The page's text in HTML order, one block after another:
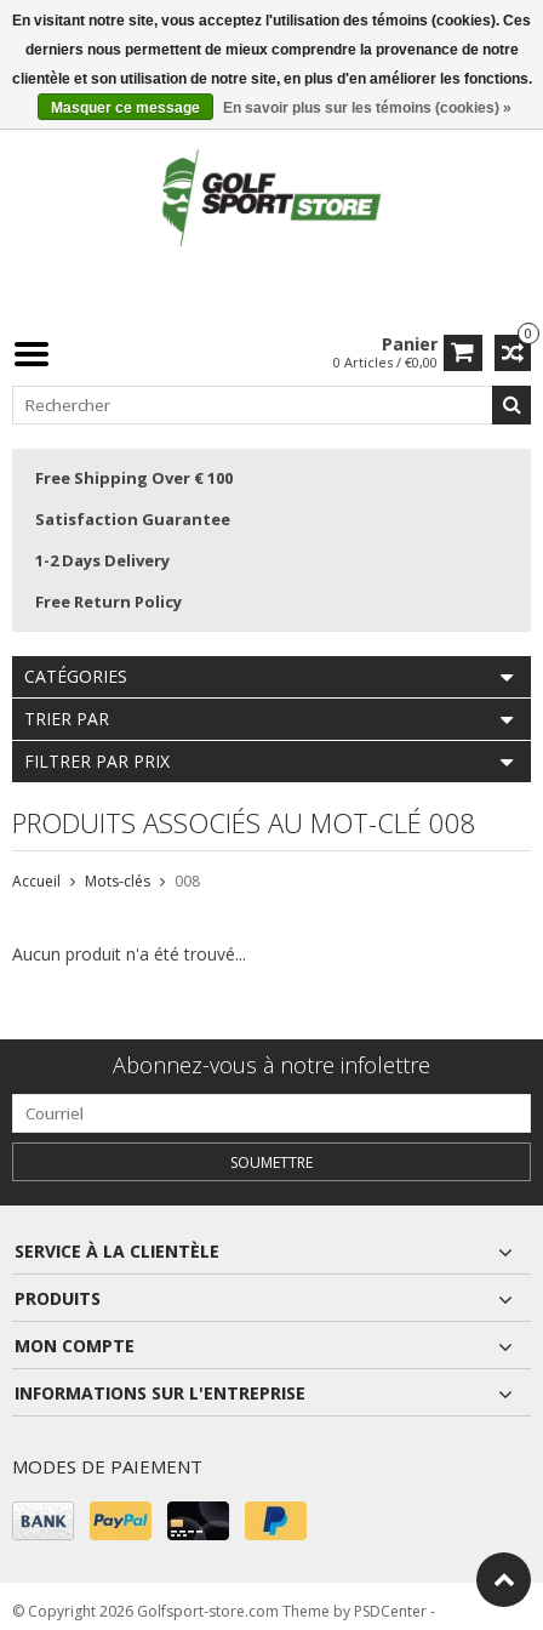
0
Panier
0 Articles / €0,00
Free Shipping Over € 100
Satisfaction Guarantee
1-2 Days Delivery
Free Return Policy
CATÉGORIES
TRIER PAR
FILTRER PAR PRIX
PRODUITS ASSOCIÉS AU MOT-CLÉ 008
Accueil Mots-clés 008
Aucun produit n'a été trouvé...
Abonnez-vous à notre infolettre
SOUMETTRE
SERVICE À LA CLIENTÈLE
PRODUITS
MON COMPTE
INFORMATIONS SUR L'ENTREPRISE
MODES DE PAIEMENT
© Copyright 2026 Golfsport-store.com Theme by PSDCenter-
En visitant notre site, vous acceptez l'utilisation des témoins (cookies). Ces
derniers nous permettent de mieux comprendre la provenance de notre
clientèle et son utilisation de notre site, en plus d'en améliorer les fonctions.
Masquer ce message
En savoir plus sur les témoins (cookies) »